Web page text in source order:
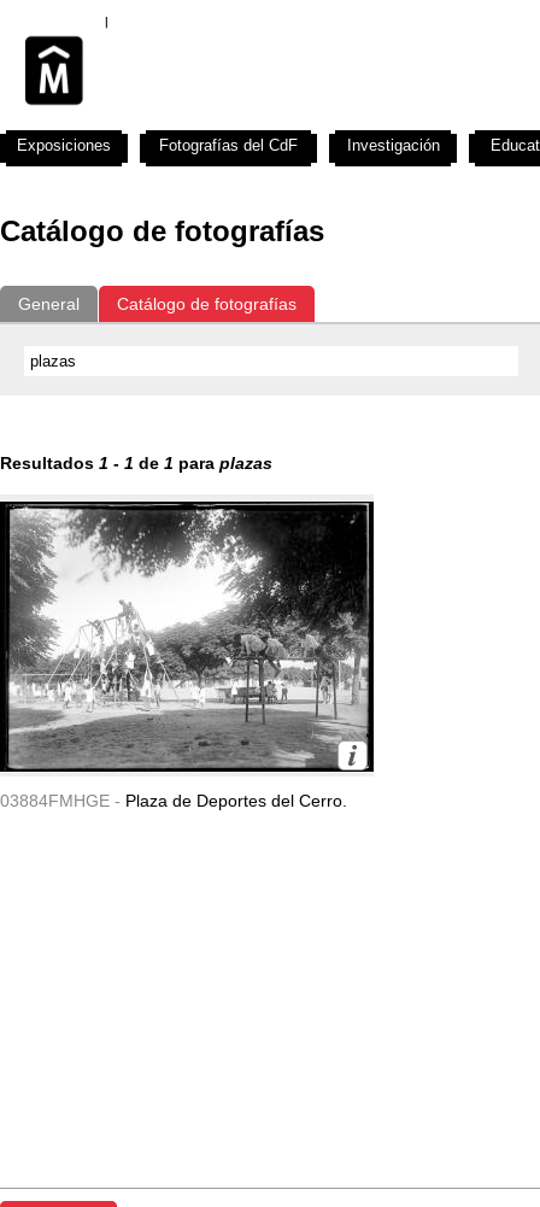
Catálogo de fotografías
General Catálogo de fotografías
Resultados 1 - 1 de 1 para plazas
03884FMHGE - Plaza de Deportes del Cerro.
Exposiciones Fotografías del CdF Investigación